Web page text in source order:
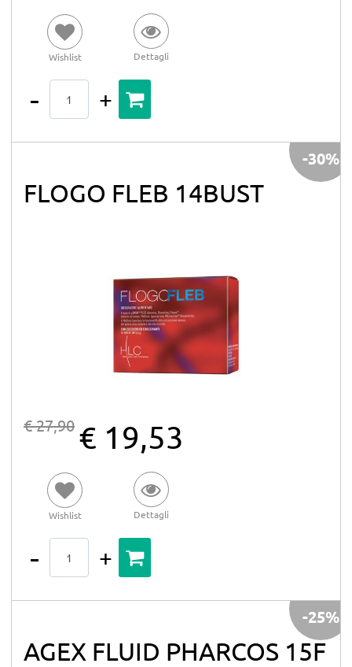
Wishlist Dettagli
FLOGO FLEB 14BUST
€ 27,90 € 19,53
Wishlist Dettagli
-30%
AGEX FLUID PHARCOS 15F
-25%